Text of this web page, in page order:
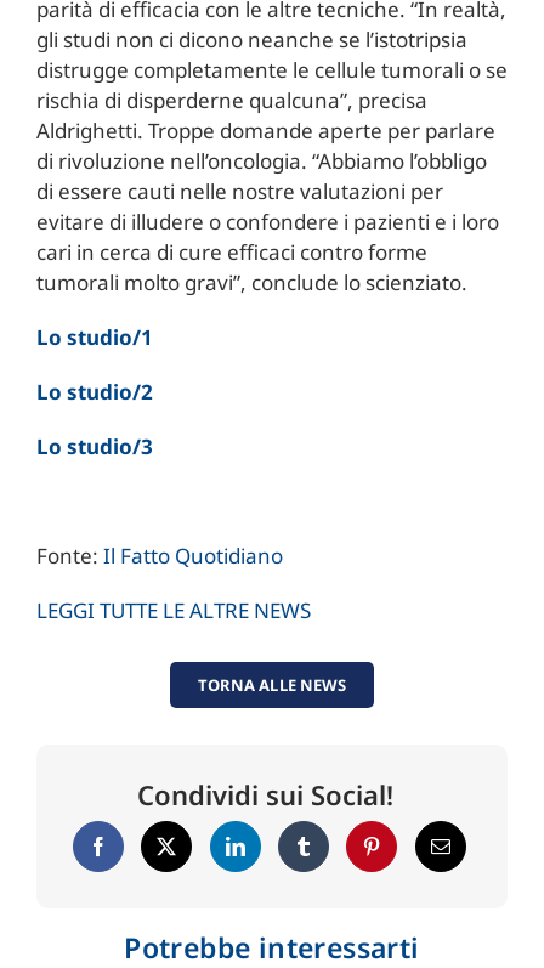
parità di efficacia con le altre tecniche. “In realtà,
gli studi non ci dicono neanche se l’istotripsia
distrugge completamente le cellule tumorali o se
rischia di disperderne qualcuna”, precisa
Aldrighetti. Troppe domande aperte per parlare
di rivoluzione nell’oncologia. “Abbiamo l’obbligo
di essere cauti nelle nostre valutazioni per
evitare di illudere o confondere i pazienti e i loro
cari in cerca di cure efficaci contro forme
tumorali molto gravi”, conclude lo scienziato.
Lo studio/1
Lo studio/2
Lo studio/3
Fonte: Il Fatto Quotidiano
LEGGI TUTTE LE ALTRE NEWS
TORNA ALLE NEWS
Condividi sui Social!
Potrebbe interessarti